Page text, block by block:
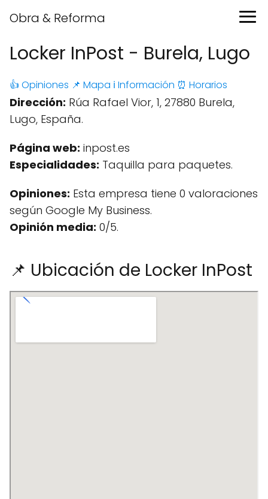
Obra & Reforma
Locker InPost - Burela, Lugo
👍 Opiniones 📌 Mapa ℹ️ Información ⏰ Horarios
Dirección: Rúa Rafael Vior, 1, 27880 Burela,
Lugo, España.
Página web: inpost.es
Especialidades: Taquilla para paquetes.
Opiniones: Esta empresa tiene 0 valoraciones
según Google My Business.
Opinión media: 0/5.
📌 Ubicación de Locker InPost